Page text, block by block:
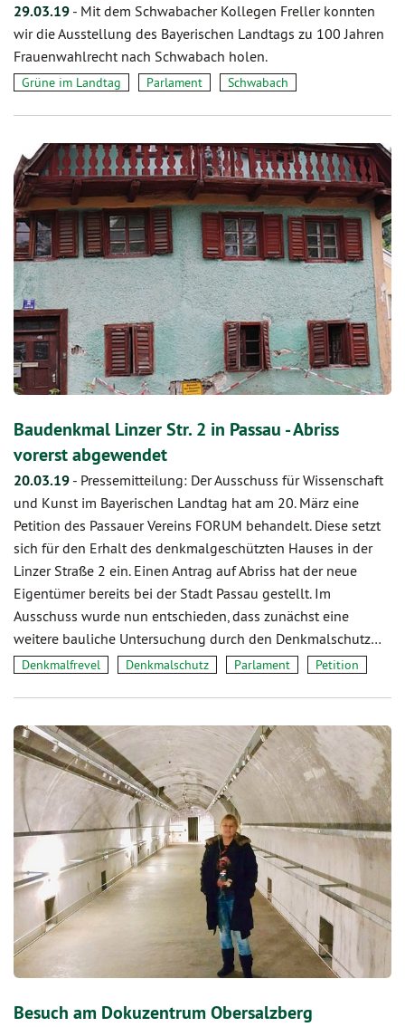
29.03.19 - Mit dem Schwabacher Kollegen Freller konnten
wir die Ausstellung des Bayerischen Landtags zu 100 Jahren
Frauenwahlrecht nach Schwabach holen.
Grüne im Landtag Parlament Schwabach
Baudenkmal Linzer Str. 2 in Passau - Abriss
vorerst abgewendet
20.03.19 - Pressemitteilung: Der Ausschuss für Wissenschaft
und Kunst im Bayerischen Landtag hat am 20. März eine
Petition des Passauer Vereins FORUM behandelt. Diese setzt
sich für den Erhalt des denkmalgeschützten Hauses in der
Linzer Straße 2 ein. Einen Antrag auf Abriss hat der neue
Eigentümer bereits bei der Stadt Passau gestellt. Im
Ausschuss wurde nun entschieden, dass zunächst eine
weitere bauliche Untersuchung durch den Denkmalschutz…
Denkmalfrevel Denkmalschutz Parlament Petition
Besuch am Dokuzentrum Obersalzberg